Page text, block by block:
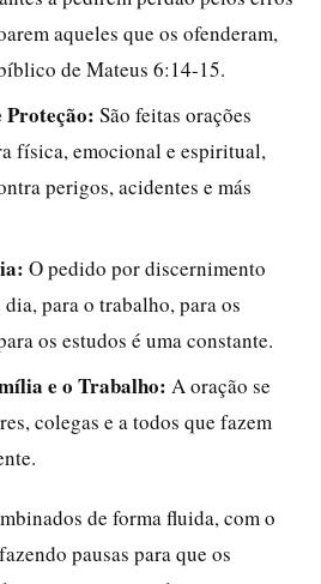
aqueles que os ofenderam,
de Mateus 6:14-15.
Proteção: São feitas orações
física, emocional e espiritual,
perigos, acidentes e más
O pedido por discernimento
para o trabalho, para os
os estudos é uma constante.
e o Trabalho: A oração se
colegas e a todos que fazem
de forma fluida, com o
pausas para que os